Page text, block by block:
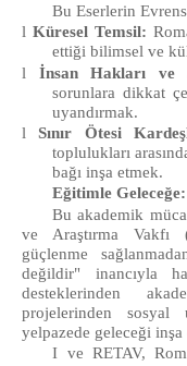
Bu Eserlerin
l Küresel Temsil:
ettiği bilimsel ve
l İnsan Hakları ve
sorunlara dikkat
uyandırmak.
lSınır Ötesi
toplulukları
bağı inşa etmek.
Eğitimle
Bu akademik
ve Araştırma Vakfı
güçlenme
değildir" inancıyla
desteklerinden
projelerinden sosyal
yelpazede geleceği inşa
I ve RETAV,